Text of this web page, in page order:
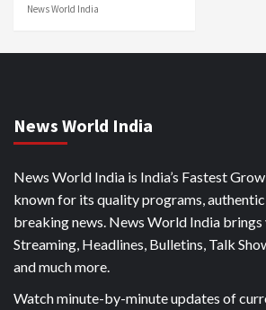
News World India
News World India
News World India is India’s Fastest
known for its quality programs,
breaking news. News World India
Streaming, Headlines, Bulletins, Talk
and much more.
Watch minute-by-minute updates of